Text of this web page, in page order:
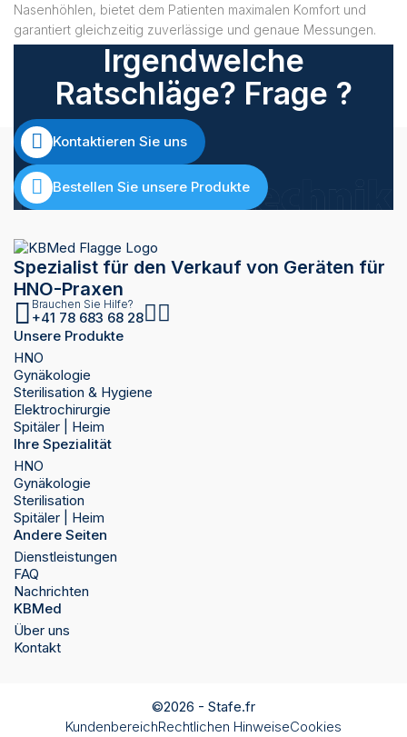
Nasenhöhlen, bietet dem Patienten maximalen Komfort und
garantiert gleichzeitig zuverlässige und genaue Messungen.
Irgendwelche
Ratschläge? Frage ?
Kontaktieren Sie uns
Bestellen Sie unsere Produkte
Spezialist für den Verkauf von Geräten für
HNO-Praxen
Brauchen Sie Hilfe?
+41 78 683 68 28
Unsere Produkte
HNO
Gynäkologie
Sterilisation & Hygiene
Elektrochirurgie
Spitäler | Heim
Ihre Spezialität
HNO
Gynäkologie
Sterilisation
Spitäler | Heim
Andere Seiten
Dienstleistungen
FAQ
Nachrichten
KBMed
Über uns
Kontakt
©2026 - Stafe.fr
KundenbereichRechtlichen HinweiseCookies